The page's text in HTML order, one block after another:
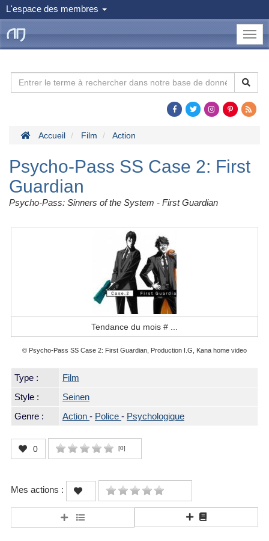
L'espace des membres
le
Dojo
Accueil Film Action
Psycho-Pass SS Case 2: First
Guardian
Psycho-Pass: Sinners of the System - First Guardian
Tendance du mois #
© Psycho-Pass SS Case 2: First Guardian, Production I.G, Kana home video
Type :
Film
Style :
Seinen
Genre :
Action - Police - Psychologique
0 [0]
Mes actions :